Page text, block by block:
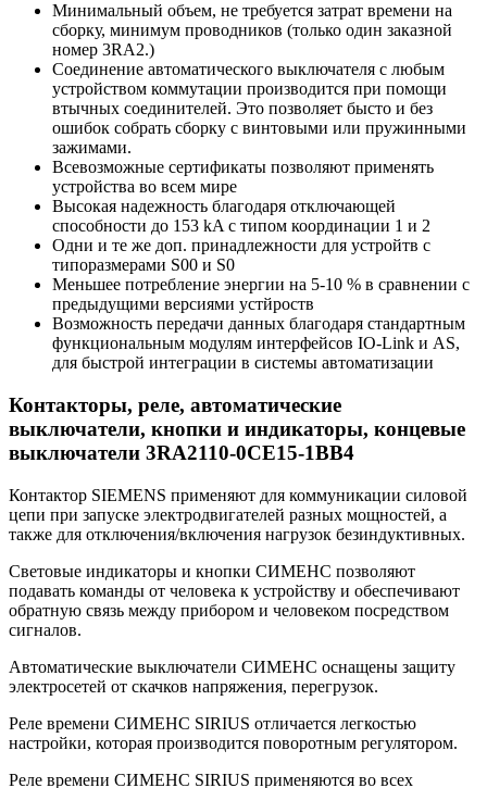
Минимальный объем, не требуется затрат времени на
сборку, минимум проводников (только один заказной
номер 3RA2.)
Соединение автоматического выключателя с любым
устройством коммутации производится при помощи
втычных соединителей. Это позволяет бысто и без
ошибок собрать сборку с винтовыми или пружинными
зажимами.
Всевозможные сертификаты позволяют применять
устройства во всем мире
Высокая надежность благодаря отключающей
способности до 153 kA с типом координации 1 и 2
Одни и те же доп. принадлежности для устройтв с
типоразмерами S00 и S0
Меньшее потребление энергии на 5-10 % в сравнении с
предыдущими версиями устйроств
Возможность передачи данных благодаря стандартным
функциональным модулям интерфейсов IO-Link и AS,
для быстрой интеграции в системы автоматизации
Контакторы, реле, автоматические
выключатели, кнопки и индикаторы, концевые
выключатели 3RA2110-0CE15-1BB4
Контактор SIEMENS применяют для коммуникации силовой
цепи при запуске электродвигателей разных мощностей, а
также для отключения/включения нагрузок безиндуктивных.
Световые индикаторы и кнопки СИМЕНС позволяют
подавать команды от человека к устройству и обеспечивают
обратную связь между прибором и человеком посредством
сигналов.
Автоматические выключатели СИМЕНС оснащены защиту
электросетей от скачков напряжения, перегрузок.
Реле времени СИМЕНС SIRIUS отличается легкостью
настройки, которая производится поворотным регулятором.
Реле времени СИМЕНС SIRIUS применяются во всех